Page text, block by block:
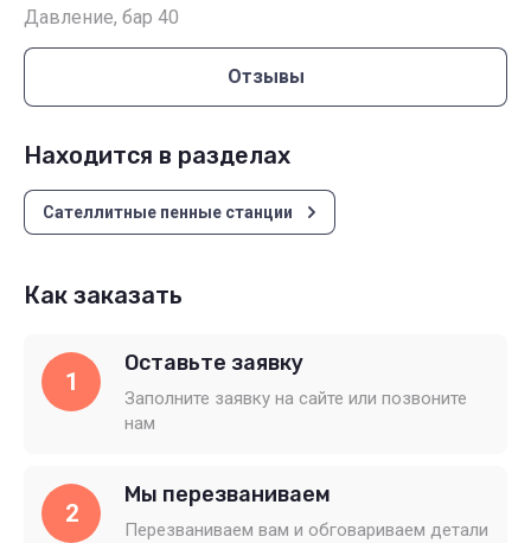
Давление, бар 40
Отзывы
Находится в разделах
Сателлитные пенные станции
Как заказать
1
Оставьте заявку
Заполните заявку на сайте или позвоните
нам
2
Мы перезваниваем
Перезваниваем вам и обговариваем детали